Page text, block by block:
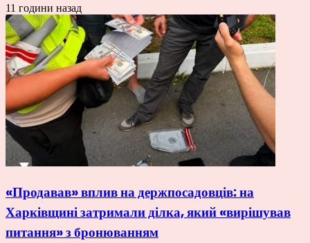
11 години назад
«Продавав» вплив на держпосадовців: на
Харківщині затримали ділка, який «вирішував
питання» з бронюванням